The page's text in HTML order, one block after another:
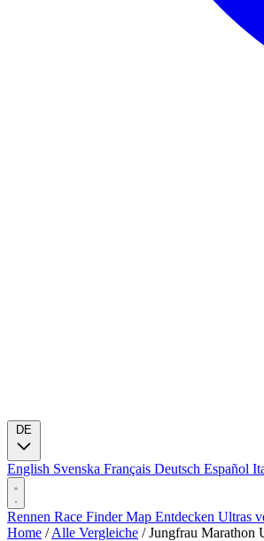
English Svenska Français Deutsch Español
Rennen Race FinderMap Entdecken Ultras
Home / Alle Vergleiche / Jungfrau Marathon